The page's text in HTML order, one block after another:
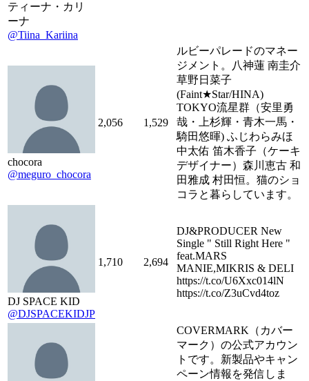
ティーナ・カリ
ーナ
@Tiina_Kariina
chocora
@meguro_chocora
2,056 1,529
ルビーパレードのマネー
ジメント。八神蓮 南圭介
草野日菜子
(Faint★Star/HINA)
TOKYO流星群（安里勇
哉・上杉輝・青木一馬・
騎田悠暉) ふじわらみほ
中太佑 笛木香子（ケーキ
デザイナー）森川恵古 和
田雅成 村田恒。猫のショ
コラと暮らしています。
DJ SPACE KID
@DJSPACEKIDJP
1,710 2,694
DJ&PRODUCER New
Single " Still Right Here "
feat.MARS
MANIE,MIKRIS & DELI
https://t.co/U6Xxc014lN
https://t.co/Z3uCvd4toz
COVERMARK（カバー
マーク）の公式アカウン
トです。新製品やキャン
ペーン情報を発信しま